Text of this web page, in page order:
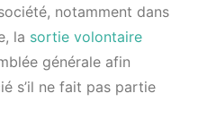
notamment dans
la sortie volontaire
générale afin
s’il ne fait pas partie